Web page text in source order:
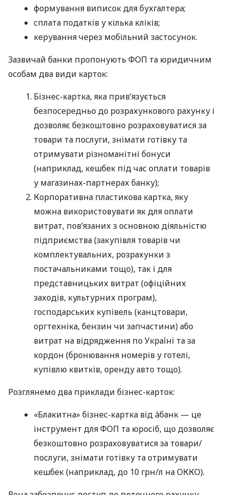
формування виписок для бухгалтера;
сплата податків у кілька кліків;
керування через мобільний застосунок.
Зазвичай банки пропонують ФОП та юридичним
особам два види карток:
Бізнес-картка, яка прив’язується
безпосередньо до розрахункового рахунку і
дозволяє безкоштовно розраховуватися за
товари та послуги, знімати готівку та
отримувати різноманітні бонуси
(наприклад, кешбек під час оплати товарів
у магазинах-партнерах банку);
Корпоративна пластикова картка, яку
можна використовувати як для оплати
витрат, пов’язаних з основною діяльністю
підприємства (закупівля товарів чи
комплектувальних, розрахунки з
постачальниками тощо), так і для
представницьких витрат (офіційних
заходів, культурних програм),
господарських купівель (канцтовари,
оргтехніка, бензин чи запчастини) або
витрат на відрядження по Україні та за
кордон (бронювання номерів у готелі,
купівлю квитків, оренду авто тощо).
Розглянемо два приклади бізнес-карток:
«Блакитна» бізнес-картка від àбанк — це
інструмент для ФОП та юросіб, що дозволяє
безкоштовно розраховуватися за товари/
послуги, знімати готівку та отримувати
кешбек (наприклад, до 10 грн/л на ОККО).